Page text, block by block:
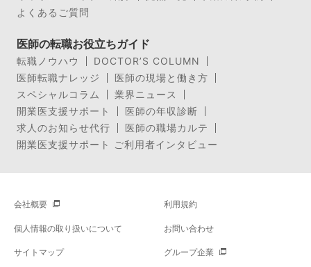
よくあるご質問
医師の転職お役立ちガイド
転職ノウハウ
DOCTOR’S COLUMN
医師転職ナレッジ
医師の現場と働き方
スペシャルコラム
業界ニュース
開業医支援サポート
医師の年収診断
求人のお知らせ代行
医師の職場カルテ
開業医支援サポート ご利用者インタビュー
会社概要 利用規約
個人情報の取り扱いについて お問い合わせ
サイトマップ グループ企業